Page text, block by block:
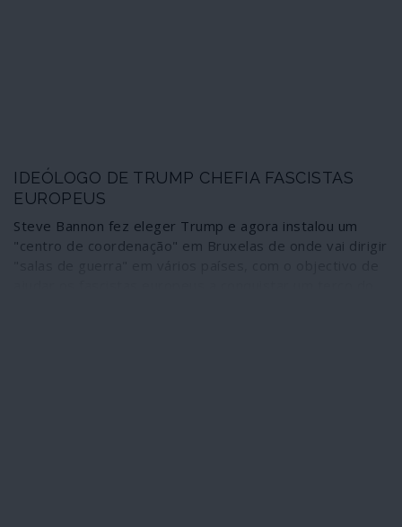
IDEÓLOGO DE TRUMP CHEFIA FASCISTAS
EUROPEUS
Steve Bannon fez eleger Trump e agora instalou um
"centro de coordenação" em Bruxelas de onde vai dirigir